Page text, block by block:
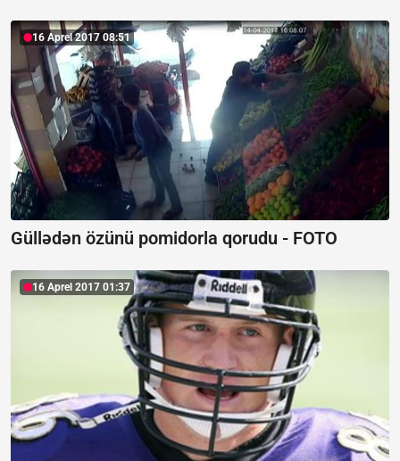
16 Aprel 2017 08:51
Güllədən özünü pomidorla qorudu - FOTO
16 Aprel 2017 01:37